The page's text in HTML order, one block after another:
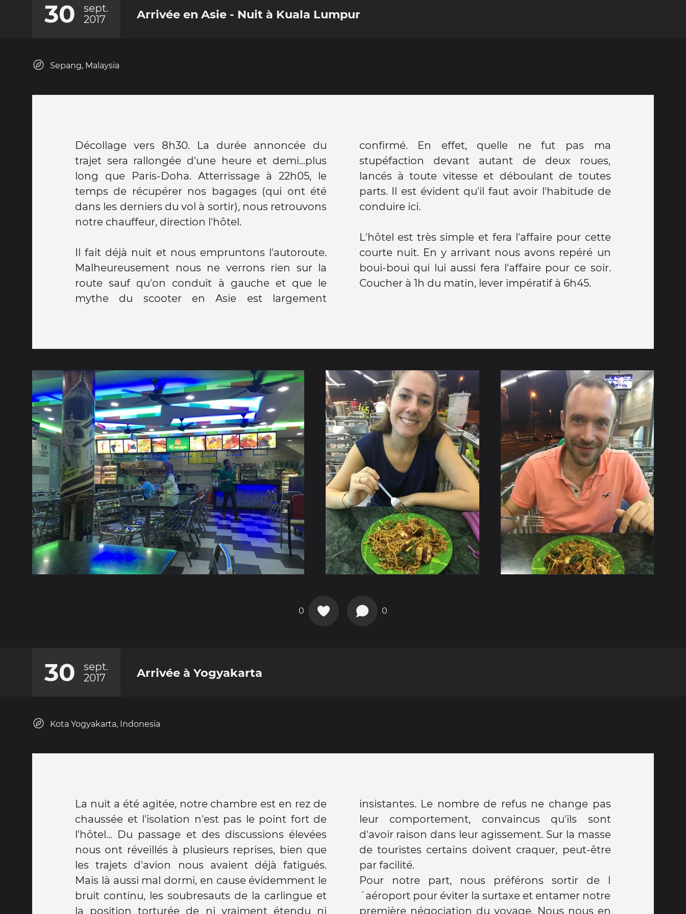
30
sept.
2017
Arrivée en Asie - Nuit à Kuala Lumpur
Sepang, Malaysia
Décollage vers 8h30. La durée annoncée du
trajet sera rallongée d'une heure et demi...plus
long que Paris-Doha. Atterrissage à 22h05, le
temps de récupérer nos bagages (qui ont été
dans les derniers du vol à sortir), nous retrouvons
notre chauffeur, direction l'hôtel.
Il fait déjà nuit et nous empruntons l'autoroute.
Malheureusement nous ne verrons rien sur la
route sauf qu'on conduit à gauche et que le
mythe du scooter en Asie est largement
confirmé. En effet, quelle ne fut pas ma
stupéfaction devant autant de deux roues,
lancés à toute vitesse et déboulant de toutes
parts. Il est évident qu'il faut avoir l'habitude de
conduire ici.
L'hôtel est très simple et fera l'affaire pour cette
courte nuit. En y arrivant nous avons repéré un
boui-boui qui lui aussi fera l'affaire pour ce soir.
Coucher à 1h du matin, lever impératif à 6h45.
0 0
30
sept.
2017
Arrivée à Yogyakarta
Kota Yogyakarta, Indonesia
La nuit a été agitée, notre chambre est en rez de
chaussée et l'isolation n'est pas le point fort de
l'hôtel... Du passage et des discussions élevées
nous ont réveillés à plusieurs reprises, bien que
les trajets d'avion nous avaient déjà fatigués.
Mais là aussi mal dormi, en cause évidemment le
bruit continu, les soubresauts de la carlingue et
la position torturée de ni vraiment étendu ni
insistantes. Le nombre de refus ne change pas
leur comportement, convaincus qu'ils sont
d'avoir raison dans leur agissement. Sur la masse
de touristes certains doivent craquer, peut-être
par facilité.
Pour notre part, nous préférons sortir de l
´aéroport pour éviter la surtaxe et entamer notre
première négociation du voyage. Nous nous en